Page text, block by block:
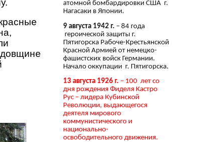
атомной бомбардировки США г.
Нагасаки в Японии.
9 августа 1942 г. – 84 года
героической защиты г.
Пятигорска Рабоче-Крестьянской
Красной Армией от немецко-
фашистских войск Германии.
Начало оккупации г. Пятигорска.
13 августа 1926 г. – 100 лет со
дня рождения Фиделя Кастро
Рус – лидера Кубинской
Революции, выдающегося
деятеля мирового
коммунистического и
национально-
освободительного движения.